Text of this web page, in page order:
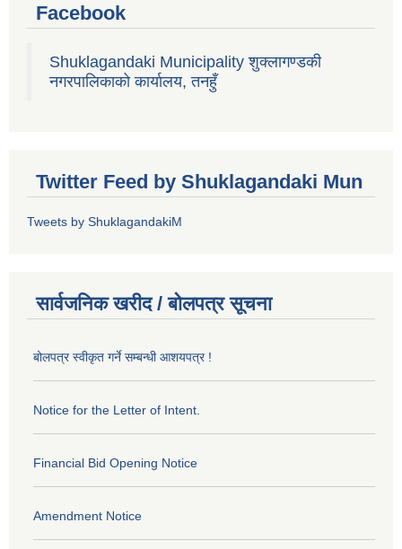
Facebook
Shuklagandaki Municipality शुक्लागण्डकी
नगरपालिकाको कार्यालय, तनहुँ
Twitter Feed by Shuklagandaki Mun
Tweets by ShuklagandakiM
सार्वजनिक खरीद / बोलपत्र सूचना
बोलपत्र स्वीकृत गर्ने सम्बन्धी आशयपत्र !
Notice for the Letter of Intent.
Financial Bid Opening Notice
Amendment Notice